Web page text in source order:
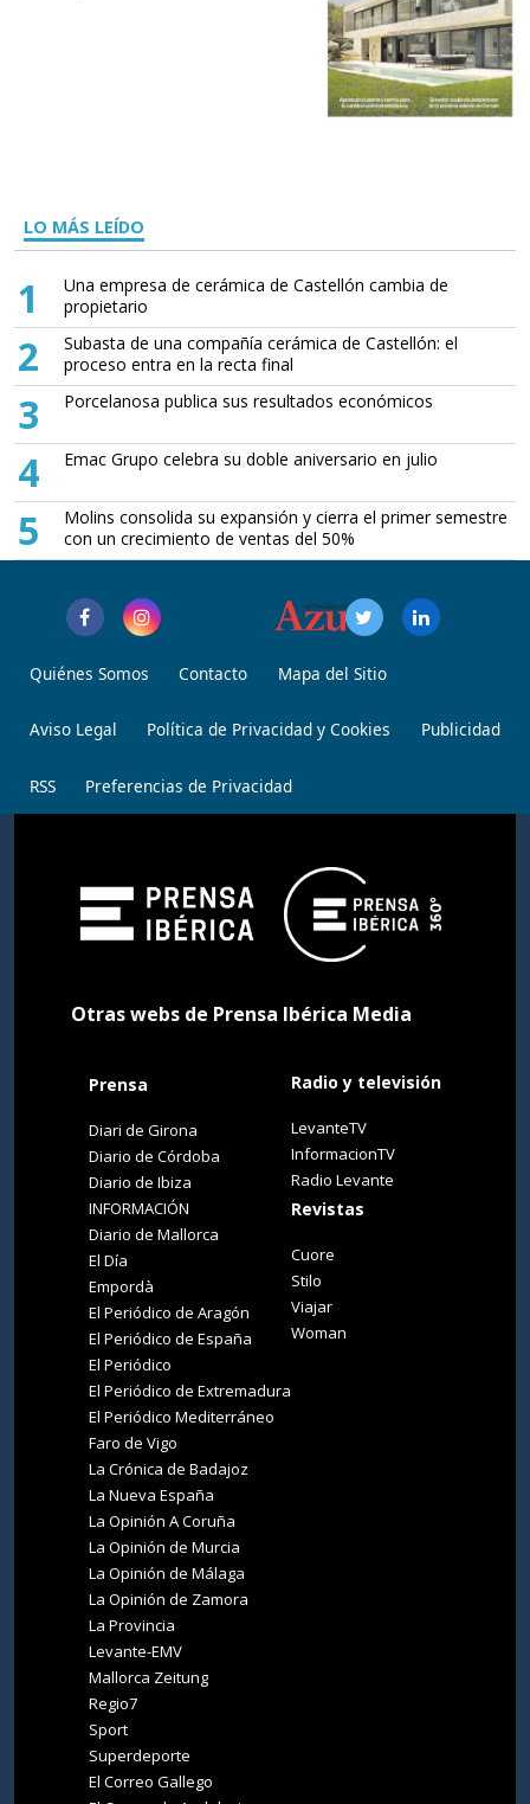
LO MÁS LEÍDO
1
Una empresa de cerámica de Castellón cambia de
propietario
2
Subasta de una compañía cerámica de Castellón: el
proceso entra en la recta final
3 Porcelanosa publica sus resultados económicos
4 Emac Grupo celebra su doble aniversario en julio
5
Molins consolida su expansión y cierra el primer semestre
con un crecimiento de ventas del 50%
Quiénes Somos Contacto Mapa del Sitio
Aviso Legal Política de Privacidad y Cookies Publicidad
RSS Preferencias de Privacidad
Otras webs de Prensa Ibérica Media
Prensa
Diari de Girona
Diario de Córdoba
Diario de Ibiza
INFORMACIÓN
Diario de Mallorca
El Día
Empordà
El Periódico de Aragón
El Periódico de España
El Periódico
El Periódico de Extremadura
El Periódico Mediterráneo
Faro de Vigo
La Crónica de Badajoz
La Nueva España
La Opinión A Coruña
La Opinión de Murcia
La Opinión de Málaga
La Opinión de Zamora
La Provincia
Levante-EMV
Mallorca Zeitung
Regio7
Sport
Superdeporte
El Correo Gallego
Radio y televisión
LevanteTV
InformacionTV
Radio Levante
Revistas
Cuore
Stilo
Viajar
Woman